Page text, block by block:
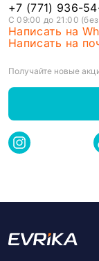
+7 (771) 936-
С 09:00 до 21:00
Написать на
Написать на
Получайте новые